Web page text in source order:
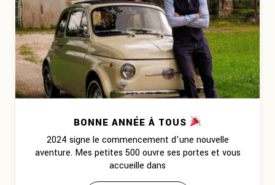
BONNE ANNÉE À TOUS
2024 signe le commencement d’une nouvelle
aventure. Mes petites 500 ouvre ses portes et vous
accueille dans